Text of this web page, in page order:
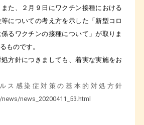
た、２月９日にワクチン接種における
についての考え方を示した「新型コロ
るワクチンの接種について」が取りま
ものです。
方針につきましても、着実な実施をお
ス感染症対策の基本的対処方針
news_20200411_53.html